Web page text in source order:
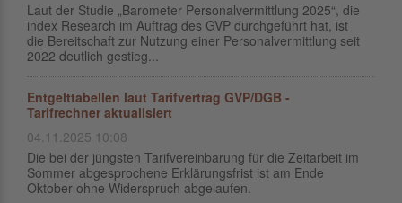
Laut der Studie „Barometer Personalvermittlung 2025“, die
index Research im Auftrag des GVP durchgeführt hat, ist
die Bereitschaft zur Nutzung einer Personalvermittlung seit
2022 deutlich gestieg...
Entgelttabellen laut Tarifvertrag GVP/DGB -
Tarifrechner aktualisiert
04.11.2025 10:08
Die bei der jüngsten Tarifvereinbarung für die Zeitarbeit im
Sommer abgesprochene Erklärungsfrist ist am Ende
Oktober ohne Widerspruch abgelaufen.